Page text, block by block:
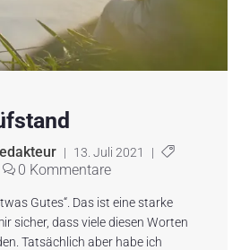
| 13. Juli 2021 |
0 Kommentare
Gutes“. Das ist eine starke
sicher, dass viele diesen Worten
Tatsächlich aber habe ich